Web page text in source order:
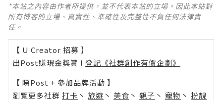
*本站之內容由作者所提供，並不代表本站的立場。因此本站對
所有博客的立場、真實性、準確性及完整性不負任何法律責
任。
【 U Creator 招募 】
出Post賺現金獎賞 l 登記《社群創作有價企劃》
【 睇Post + 參加品牌活動 】
瀏覽更多社群 打卡 丶 旅遊 丶 美食 丶 親子 丶 寵物 丶 扮靚